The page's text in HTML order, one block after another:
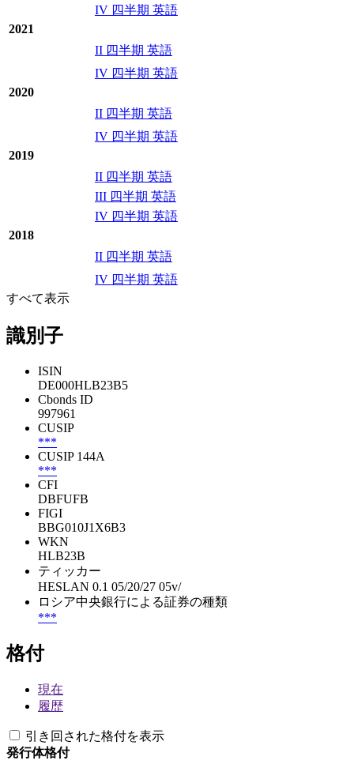
IV 四半期 英語
2021
II 四半期 英語
IV 四半期 英語
2020
II 四半期 英語
IV 四半期 英語
2019
II 四半期 英語
III 四半期 英語
IV 四半期 英語
2018
II 四半期 英語
IV 四半期 英語
すべて表示
識別子
ISIN
DE000HLB23B5
Cbonds ID
997961
CUSIP
***
CUSIP 144A
***
CFI
DBFUFB
FIGI
BBG010J1X6B3
WKN
HLB23B
ティッカー
HESLAN 0.1 05/20/27 05v/
ロシア中央銀行による証券の種類
***
格付
現在
履歴
引き回された格付を表示
発行体格付